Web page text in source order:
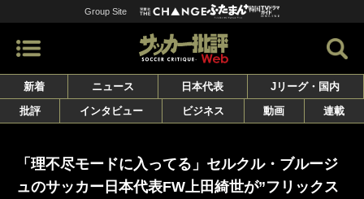
Group Site
新着 ニュース 日本代表
Jリーグ・国内
批評
インタビュー ビジネス 動画 連載
「理不尽モードに入ってる」セルクル・ブルージ
ュのサッカー日本代表FW上田綺世が”フリックス